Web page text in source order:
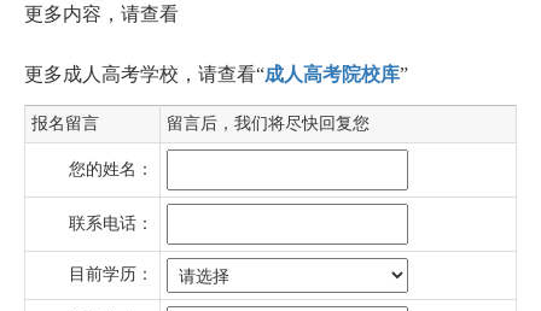
更多内容，请查看
更多成人高考学校，请查看“成人高考院校库”
报名留言 留言后，我们将尽快回复您
您的姓名：
联系电话：
目前学历：